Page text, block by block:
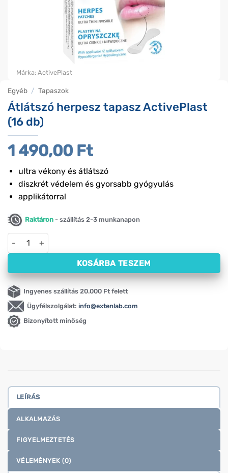
Egyéb / Tapaszok
Átlátszó herpesz tapasz ActivePlast
(16 db)
1 490,00 Ft
ultra vékony és átlátszó
diszkrét védelem és gyorsabb gyógyulás
applikátorral
Raktáron - szállítás 2-3 munkanapon
Átlátszó herpesz tapasz ActivePlast (16 db) mennyiség
KOSÁRBA TESZEM
Ingyenes szállítás 20.000 Ft felett
Ügyfélszolgálat: info@extenlab.com
Bizonyított minőség
Márka: ActivePlast
LEÍRÁS
ALKALMAZÁS
FIGYELMEZTETÉS
VÉLEMÉNYEK (0)